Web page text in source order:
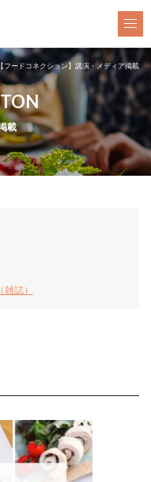
フードコネクション】講演・メディア掲載
載
誌）